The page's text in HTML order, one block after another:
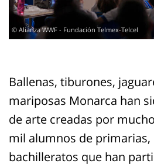
© Alianza WWF - Fundación Telmex-Telcel
Ballenas, tiburones,
mariposas Monarca han
de arte creadas por
mil alumnos de primarias,
bachilleratos que han